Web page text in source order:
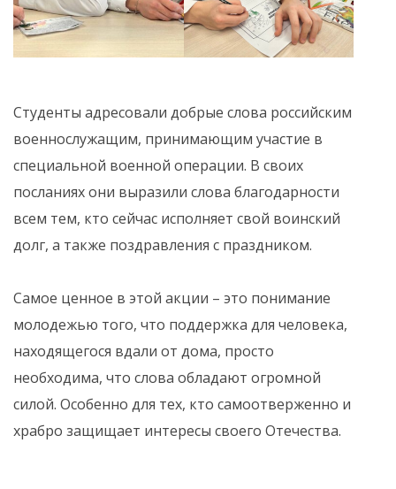
Студенты адресовали добрые слова российским
военнослужащим, принимающим участие в
специальной военной операции. В своих
посланиях они выразили слова благодарности
всем тем, кто сейчас исполняет свой воинский
долг, а также поздравления с праздником.
️Самое ценное в этой акции – это понимание
молодежью того, что поддержка для человека,
находящегося вдали от дома, просто
необходима, что слова обладают огромной
силой. Особенно для тех, кто самоотверженно и
храбро защищает интересы своего Отечества.